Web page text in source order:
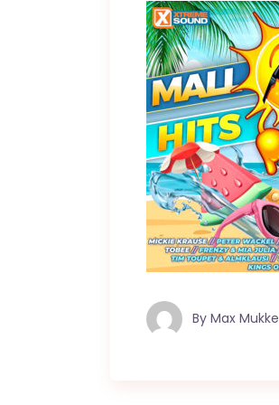
By Max Mukke